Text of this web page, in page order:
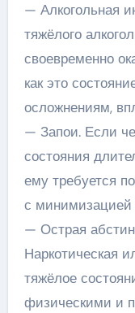
— Алкогольная
тяжёлого
своевременно
как это
осложнениям,
— Запои. Если
состояния
ему требуется
с минимизацией
— Острая
Наркотическая
тяжёлое
физическими и